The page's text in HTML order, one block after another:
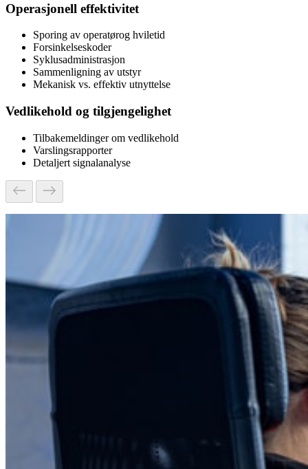
Operasjonell effektivitet
Sporing av operatørog hviletid
Forsinkelseskoder
Syklusadministrasjon
Sammenligning av utstyr
Mekanisk vs. effektiv utnyttelse
Vedlikehold og tilgjengelighet
Tilbakemeldinger om vedlikehold
Varslingsrapporter
Detaljert signalanalyse